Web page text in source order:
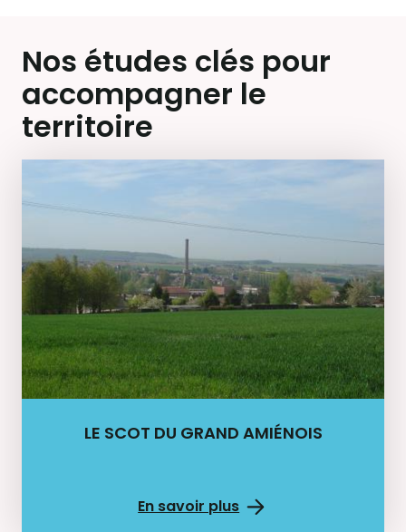
Nos études clés pour
accompagner le
territoire
LE SCOT DU GRAND AMIÉNOIS
En savoir plus